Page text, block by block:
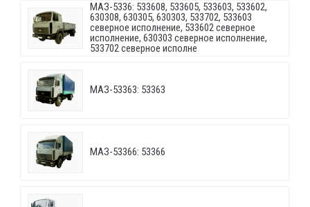
МАЗ-5336: 533608, 533605, 533603, 533602,
630308, 630305, 630303, 533702, 533603
северное исполнение, 533602 северное
исполнение, 630303 северное исполнение,
533702 северное исполне
МАЗ-53363: 53363
МАЗ-53366: 53366